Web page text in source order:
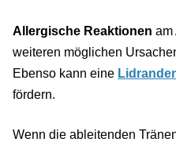
Allergische Reaktionen am
weiteren möglichen
Ebenso kann eine
fördern.
Wenn die ableitenden